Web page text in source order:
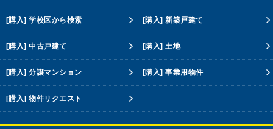
[購入] 学校区から検索 [購入] 新築戸建て
[購入] 中古戸建て [購入] 土地
[購入] 分譲マンション [購入] 事業用物件
[購入] 物件リクエスト